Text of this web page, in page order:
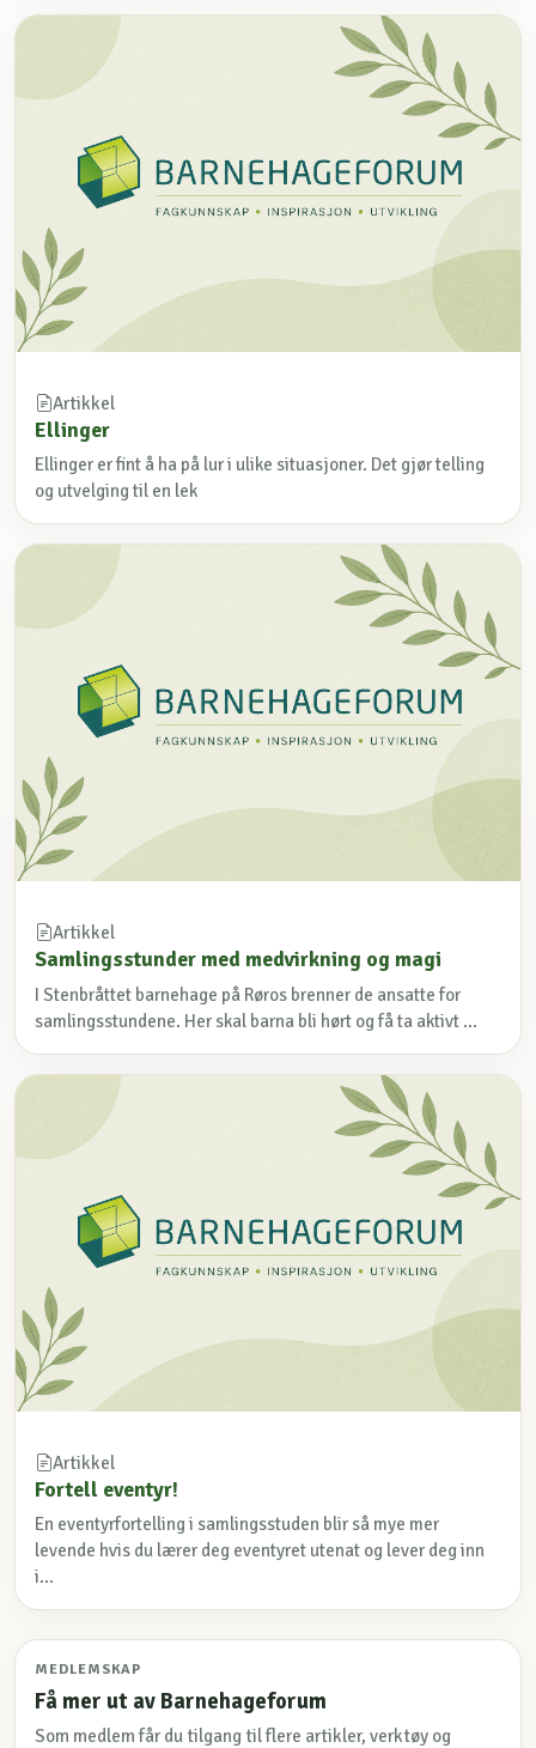
Artikkel
Ellinger
Ellinger er fint å ha på lur i ulike situasjoner. Det gjør telling
og utvelging til en lek
Artikkel
Samlingsstunder med medvirkning og magi
I Stenbråttet barnehage på Røros brenner de ansatte for
samlingsstundene. Her skal barna bli hørt og få ta aktivt ...
Artikkel
Fortell eventyr!
En eventyrfortelling i samlingsstuden blir så mye mer
levende hvis du lærer deg eventyret utenat og lever deg inn
i...
MEDLEMSKAP
Få mer ut av Barnehageforum
Som medlem får du tilgang til flere artikler, verktøy og